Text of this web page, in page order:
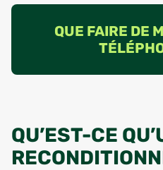
QUE FAIRE DE
QU’EST-CE